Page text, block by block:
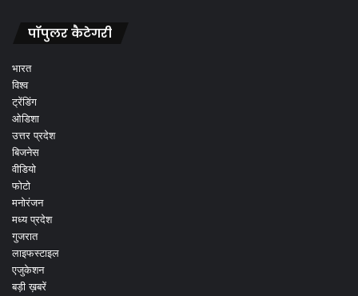
पॉपुलर कैटेगरी
भारत
विश्व
ट्रेंडिंग
ओडिशा
उत्तर प्रदेश
बिजनेस
वीडियो
फोटो
मनोरंजन
मध्य प्रदेश
गुजरात
लाइफस्टाइल
एजुकेशन
बड़ी ख़बरें